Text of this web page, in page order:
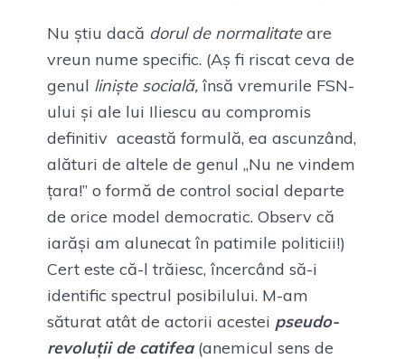
Nu știu dacă dorul de normalitateare
vreun nume specific. (Aș fi riscat ceva de
genul liniște socială, însă vremurile FSN-
ului și ale lui Iliescu au compromis
definitiv această formulă, ea ascunzând,
alături de altele de genul „Nu ne vindem
țara!” o formă de control social departe
de orice model democratic. Observ că
iarăși am alunecat în patimile politicii!)
Cert este că-l trăiesc, încercând să-i
identific spectrul posibilului. M-am
săturat atât de actorii acestei pseudo-
revoluții de catifea (anemicul sens de